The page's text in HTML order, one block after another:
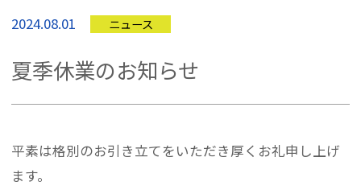
2024.08.01 ニュース
夏季休業のお知らせ
平素は格別のお引き立てをいただき厚くお礼申し上げ
ます。